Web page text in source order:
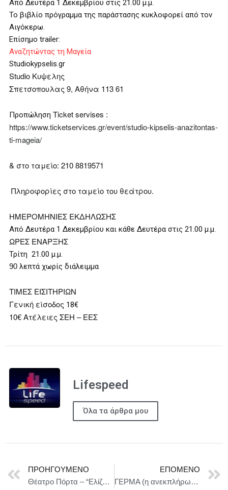
Από Δευτέρα 1 Δεκεμβρίου στις 21.00 μ.μ.
Το βιβλίο πρόγραμμα της παράστασης κυκλοφορεί από τον
Αιγόκερω.
Επίσημο trailer:
Αναζητώντας τη Μαγεία
Studiokypselis.gr
Studio Κυψελης
Σπετσοπουλας 9, Αθήνα 113 61
Προπώληση Ticket servises :
https://www.ticketservices.gr/event/studio-kipselis-anazitontas-
ti-mageia/
& στο ταμείο: 210 8819571
Πληροφορίες στο ταμείο του θεάτρου.
ΗΜΕΡΟΜΗΝΙΕΣ ΕΚΔΗΛΩΣΗΣ
Από Δευτέρα 1 Δεκεμβρίου και κάθε Δευτέρα στις 21.00 μ.μ.
ΩΡΕΣ ΕΝΑΡΞΗΣ
Τρίτη 21.00 μ.μ.
90 λεπτά χωρίς διάλειμμα
ΤΙΜΕΣ ΕΙΣΙΤΗΡΙΩΝ
Γενική είσοδος 18€
10€ Ατέλειες ΣΕΗ – ΕΕΣ
Lifespeed
Όλα τα άρθρα μου
ΠΡΟΗΓΟΎΜΕΝΟ
Θέατρο Πόρτα – “Ελίζα”: Επιπλέον παραστάσεις τον Νοέμβριο + Εορταστικό πρόγραμμα παραστάσεων
ΕΠΌΜΕΝΟ
ΓΕΡΜΑ (η ανεκπλήρωτη) του Φ. Γκ. Λόρκα | Σκην. Μαρία Πρωτόπαππα | Στο Θεάτρο Τέχνης Καρόλου Κουν-Υπόγειο | Από 19 Δεκεμβρίου